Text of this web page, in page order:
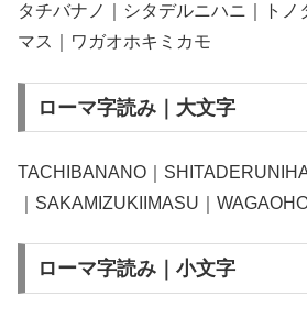
タチバナノ｜シタデルニハニ｜トノ
マス｜ワガオホキミカモ
ローマ字読み｜大文字
TACHIBANANO｜
｜SAKAMIZUKIIMASU｜
ローマ字読み｜小文字